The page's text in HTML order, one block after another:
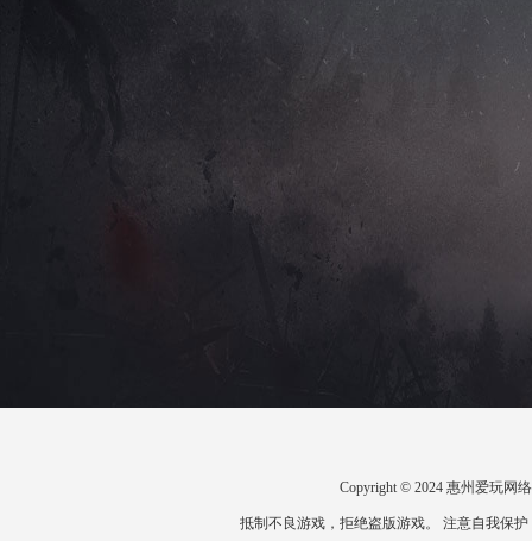
Copyright © 2024 惠州爱玩网
抵制不良游戏，拒绝盗版游戏。 注意自我保